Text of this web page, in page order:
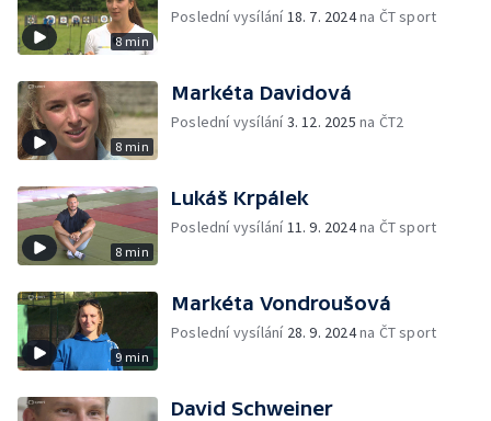
8 min
Poslední vysílání18. 7. 2024na ČT sport
8 min
Markéta Davidová
Poslední vysílání3. 12. 2025 na ČT2
8 min
Lukáš Krpálek
Poslední vysílání11. 9. 2024na ČT sport
9 min
Markéta Vondroušová
Poslední vysílání 28. 9. 2024na ČT sport
David Schweiner